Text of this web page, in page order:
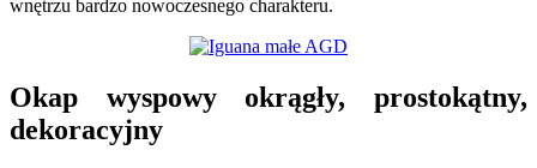
wnętrzu bardzo nowoczesnego charakteru.
Okap wyspowy okrągły, prostokątny,
dekoracyjny